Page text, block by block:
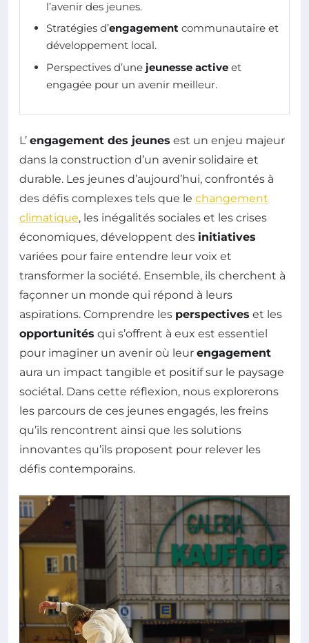
l’avenir des jeunes.
Stratégies d’engagement communautaire et
développement local.
Perspectives d’une jeunesse active et
engagée pour un avenir meilleur.
L’ engagement des jeunes est un enjeu majeur
dans la construction d’un avenir solidaire et
durable. Les jeunes d’aujourd’hui, confrontés à
des défis complexes tels que le changement
climatique, les inégalités sociales et les crises
économiques, développent des initiatives
variées pour faire entendre leur voix et
transformer la société. Ensemble, ils cherchent à
façonner un monde qui répond à leurs
aspirations. Comprendre les perspectives et les
opportunités qui s’offrent à eux est essentiel
pour imaginer un avenir où leur engagement
aura un impact tangible et positif sur le paysage
sociétal. Dans cette réflexion, nous explorerons
les parcours de ces jeunes engagés, les freins
qu’ils rencontrent ainsi que les solutions
innovantes qu’ils proposent pour relever les
défis contemporains.